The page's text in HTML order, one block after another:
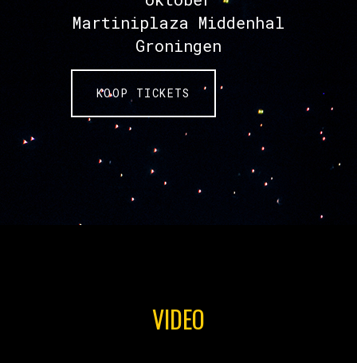
Martiniplaza Middenhal
Groningen
KOOP TICKETS
VIDEO